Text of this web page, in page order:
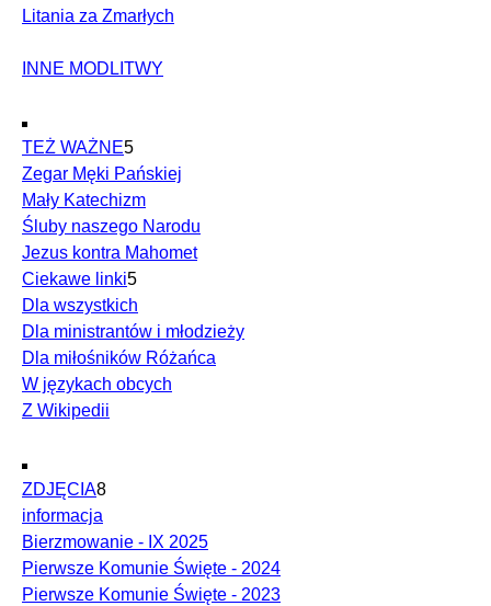
Litania za Zmarłych
INNE MODLITWY
TEŻ WAŻNE5
Zegar Męki Pańskiej
Mały Katechizm
Śluby naszego Narodu
Jezus kontra Mahomet
Ciekawe linki5
Dla wszystkich
Dla ministrantów i młodzieży
Dla miłośników Różańca
W językach obcych
Z Wikipedii
ZDJĘCIA8
informacja
Bierzmowanie - IX 2025
Pierwsze Komunie Święte - 2024
Pierwsze Komunie Święte - 2023